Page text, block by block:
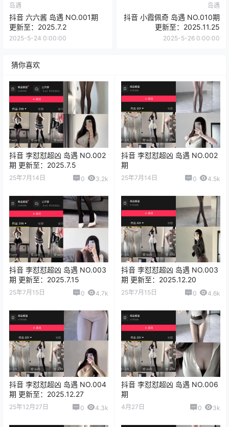
岛遇
抖音 六六酱 岛遇 NO.001期
更新至：2025.7.2
2025-5-24 0:00:00
岛遇
抖音 小霞佩奇 岛遇 NO.010期
更新至：2025.11.25
2025-5-26 0:00:00
猜你喜欢
抖音 李怼怼超凶 岛遇 NO.002
期 更新至：2025.7.5
25年7月14日 0 3.2k
抖音 李怼怼超凶 岛遇 NO.002
期
25年7月14日 0 4.5k
抖音 李怼怼超凶 岛遇 NO.003
期 更新至：2025.7.15
25年7月15日 0 4.7k
抖音 李怼怼超凶 岛遇 NO.003
期 更新至：2025.12.20
25年7月15日 0 4.6k
抖音 李怼怼超凶 岛遇 NO.004
期 更新至：2025.12.27
25年12月27日 0 4.3k
抖音 李怼怼超凶 岛遇 NO.006
期
4月27日 0 3k